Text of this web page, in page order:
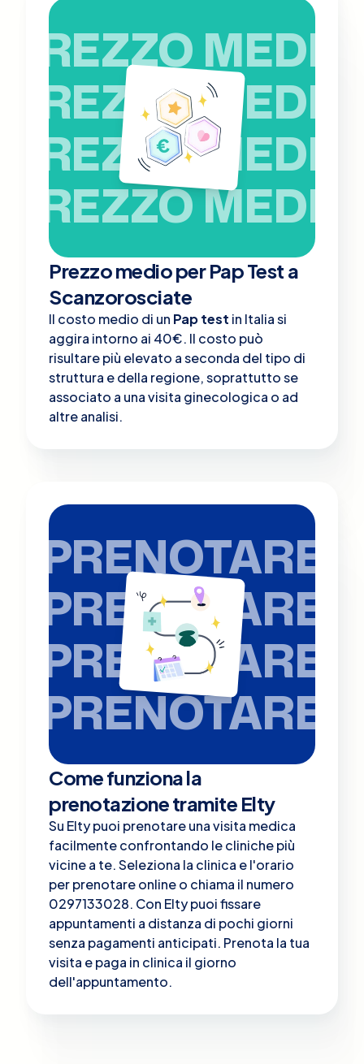
PREZZO MEDIO
PREZZO MEDIO
PREZZO MEDIO
PREZZO MEDIO
Prezzo medio per Pap Test a
Scanzorosciate
Il costo medio di un Pap test in Italia si
aggira intorno ai 40€. Il costo può
risultare più elevato a seconda del tipo di
struttura e della regione, soprattutto se
associato a una visita ginecologica o ad
altre analisi​.
PRENOTARE
PRENOTARE
PRENOTARE
PRENOTARE
Come funziona la
prenotazione tramite Elty
Su Elty puoi prenotare una visita medica
facilmente confrontando le cliniche più
vicine a te. Seleziona la clinica e l'orario
per prenotare online o chiama il numero
0297133028. Con Elty puoi fissare
appuntamenti a distanza di pochi giorni
senza pagamenti anticipati. Prenota la tua
visita e paga in clinica il giorno
dell'appuntamento.